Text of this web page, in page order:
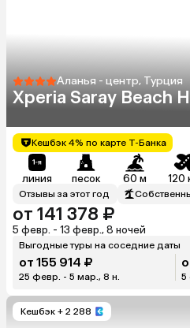
Аланья - центр, Турция
Xperia Saray Beach
Кешбэк 4% по карте Т-Банка
линия песок 60 м 120
Отзывы за этот год
от 141 378 ₽
5 февр. - 13 февр., 8 ночей
Выгодные туры на соседние даты
от 155 914 ₽
25 февр. - 5 мар., 8 н. 5
Кешбэк + 2 288